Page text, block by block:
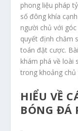
phong liệu pháp
số đông khía
người chủ với
quyết định chăm
toán đặt cược.
khám phá về loài
trong khoảng chủ
HIỂU VỀ
BÓNG ĐÁ